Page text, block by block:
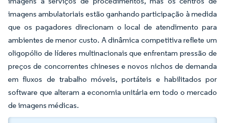
imagens ambulatoriais estão ganhando participação à medida
que os pagadores direcionam o local de atendimento para
ambientes de menor custo. A dinâmica competitiva reflete um
oligopólio de líderes multinacionais que enfrentam pressão de
preços de concorrentes chineses e novos nichos de demanda
em fluxos de trabalho móveis, portáteis e habilitados por
software que alteram a economia unitária em todo o mercado
de imagens médicas.